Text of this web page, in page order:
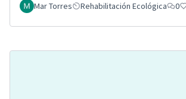
Mar Torres Rehabilitación Ecológica 0